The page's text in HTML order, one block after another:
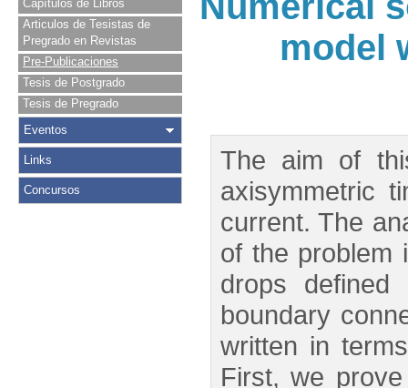
Capítulos de Libros
Articulos de Tesistas de
Pregrado en Revistas
Pre-Publicaciones
Tesis de Postgrado
Tesis de Pregrado
Eventos
Links
Concursos
model
The aim of
axisymmetric
current. The
of the problem
drops
boundary
written in
First, we